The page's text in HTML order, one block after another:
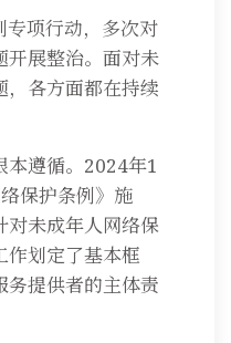
项行动，多次对
开展整治。面对未
，各方面都在持续
遵循。2024年1
保护条例》施
对未成年人网络保
作划定了基本框
务提供者的主体责